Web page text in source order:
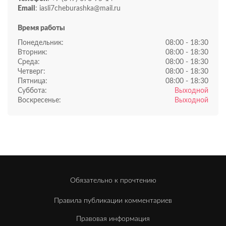
Email : iasli7cheburashka@mail.ru
Время работы
Понедельник:
08:00 - 18:30
Вторник:
08:00 - 18:30
Среда:
08:00 - 18:30
Четверг:
08:00 - 18:30
Пятница:
08:00 - 18:30
Суббота:
Выходной
Воскресенье:
Выходной
Обязательно к прочтению
Правила публикации комментариев
Правовая информация